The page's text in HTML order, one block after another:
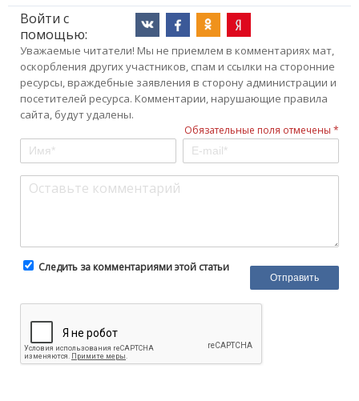
Войти с
помощью:
Уважаемые читатели! Мы не приемлем в комментариях мат,
оскорбления других участников, спам и ссылки на сторонние
ресурсы, враждебные заявления в сторону администрации и
посетителей ресурса. Комментарии, нарушающие правила
сайта, будут удалены.
Обязательные поля отмечены *
Следить за комментариями этой статьи